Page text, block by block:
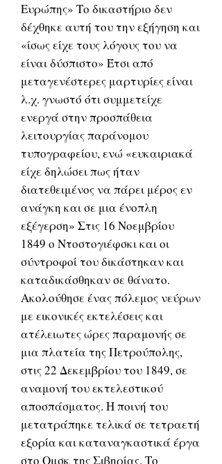
Ευρώπης» Το δικαστήριο δεν
δέχθηκε αυτή του την εξήγηση και
«ίσως είχε τους λόγους του να
είναι δύσπιστο» Έτσι από
μεταγενέστερες μαρτυρίες είναι
λ.χ. γνωστό ότι συμμετείχε
ενεργά στην προσπάθεια
λειτουργίας παράνομου
τυπογραφείου, ενώ «ευκαιριακά
είχε δηλώσει πως ήταν
διατεθειμένος να πάρει μέρος εν
ανάγκη και σε μια ένοπλη
εξέγερση» Στις 16 Νοεμβρίου
1849 ο Ντοστογιέφσκι και οι
σύντροφοί του δικάστηκαν και
καταδικάσθηκαν σε θάνατο.
Ακολούθησε ένας πόλεμος νεύρων
με εικονικές εκτελέσεις και
ατέλειωτες ώρες παραμονής σε
μια πλατεία της Πετρούπολης,
στις 22 Δεκεμβρίου του 1849, σε
αναμονή του εκτελεστικού
αποσπάσματος. Η ποινή του
μετατράπηκε τελικά σε τετραετή
εξορία και καταναγκαστικά έργα
στο Ομσκ της Σιβηρίας. Το